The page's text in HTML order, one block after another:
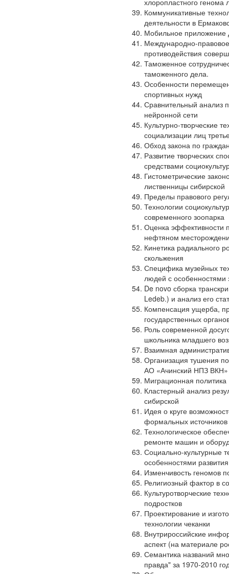
хлоропластного генома
Коммуникативные
деятельности в
Мобильное приложение
Международно-
противодействия
Таможенное
таможенного дела.
Особенности
спортивных нужд
Сравнительный анализ
нейронной сети
Культурно-творческие
социализации лиц
Обход закона по
Развитие творческих
средствами
Гистометрические
лиственницы сибирской
Пределы правового
Технологии
современного зоопарка
Оценка эффективности
нефтяном
Кинетика радиального
скольжения
Специфика музейных
людей с особенностями
De novo сборка
Ledeb.) и анализ его
Компенсация ущерба,
государственных
Роль современной
школьника младшего
Взаимная
Организация тушения
АО «Ачинский НПЗ ВКН»
Миграционная
Кластерный анализ
сибирской
Идея о круге
формальных
Технологическое
ремонте машин и
Социально-культурные
особенностями развития
Изменчивость геномов
Религиозный фактор в
Культуротворческие
подростков
Проектирование и
технологии чеканки
Внутрироссийские
аспект (на материале
Семантика названий
правда" за 1970-2010